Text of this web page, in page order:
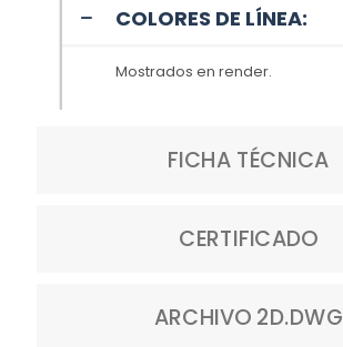
COLORES DE LÍNEA:
Mostrados en render.
FICHA TÉCNICA
CERTIFICADO
ARCHIVO 2D.DWG